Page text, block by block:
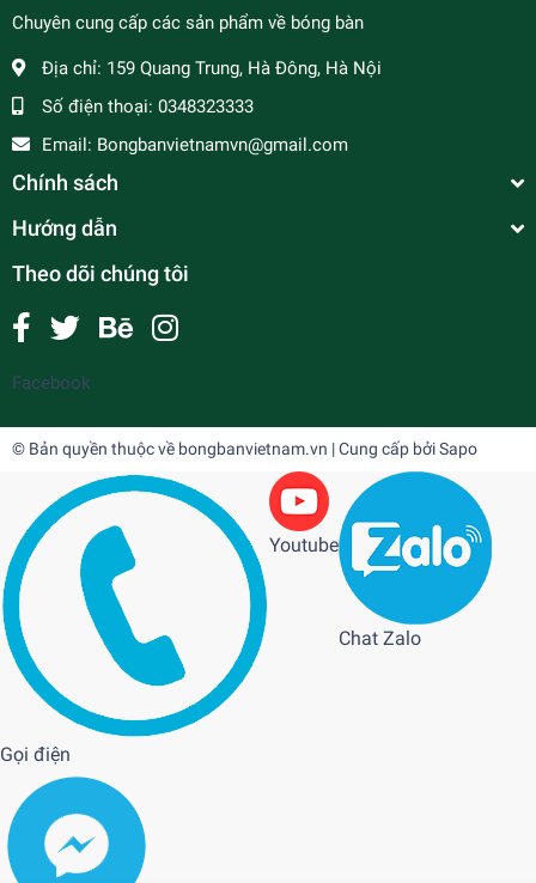
Chuyên cung cấp các sản phẩm về bóng bàn
Địa chỉ: 159 Quang Trung, Hà Đông, Hà Nội
Số điện thoại: 0348323333
Email: Bongbanvietnamvn@gmail.com
Chính sách
Hướng dẫn
Theo dõi chúng tôi
Facebook
© Bản quyền thuộc về bongbanvietnam.vn | Cung cấp bởiSapo
Gọi điện
Youtube
Chat Zalo